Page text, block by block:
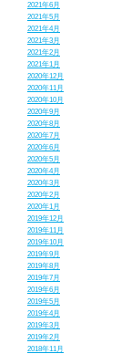
2021年6月
2021年5月
2021年4月
2021年3月
2021年2月
2021年1月
2020年12月
2020年11月
2020年10月
2020年9月
2020年8月
2020年7月
2020年6月
2020年5月
2020年4月
2020年3月
2020年2月
2020年1月
2019年12月
2019年11月
2019年10月
2019年9月
2019年8月
2019年7月
2019年6月
2019年5月
2019年4月
2019年3月
2019年2月
2018年11月